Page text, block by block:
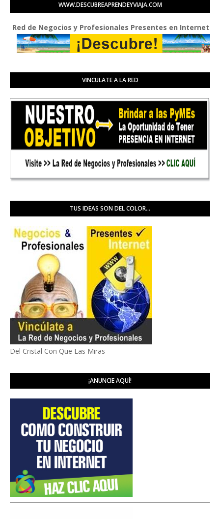
WWW.DESCUBREAPRENDEYVIAJA.COM
de Negocios y Profesionales Presentes en Internet
VINCULATE A LA RED
TUS IDEAS SON DEL COLOR...
Del Cristal Con Que Las Miras
¡ANUNCIE AQUÍ!